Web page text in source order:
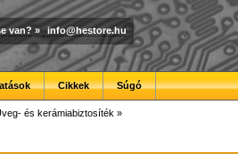
van? » info@hestore.hu
Cikkek Súgó
és kerámiabiztosíték »